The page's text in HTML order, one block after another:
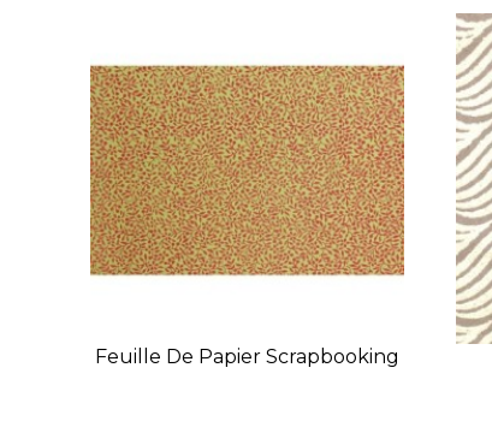
Feuille De Papier Scrapbooking